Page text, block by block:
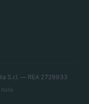
S.r.l. — REA 2729933